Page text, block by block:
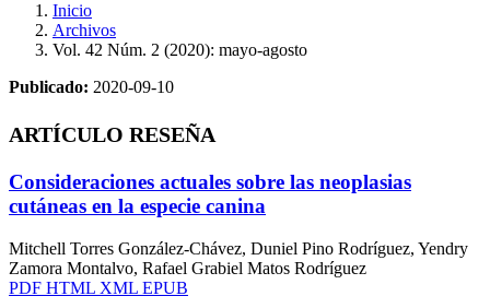
Inicio
Archivos
Vol. 42 Núm. 2 (2020): mayo-agosto
Publicado: 2020-09-10
ARTÍCULO RESEÑA
Consideraciones actuales sobre las neoplasias
cutáneas en la especie canina
Mitchell Torres González-Chávez, Duniel Pino Rodríguez, Yendry
Zamora Montalvo, Rafael Grabiel Matos Rodríguez
PDF HTML XML EPUB